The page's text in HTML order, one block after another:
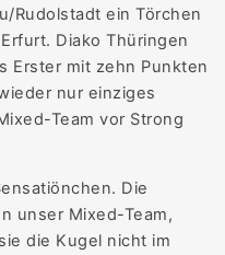
Rudolstadt ein Törchen
Diako Thüringen
Erster mit zehn Punkten
nur einziges
Team vor Strong
Die
unser Mixed-Team,
die Kugel nicht im